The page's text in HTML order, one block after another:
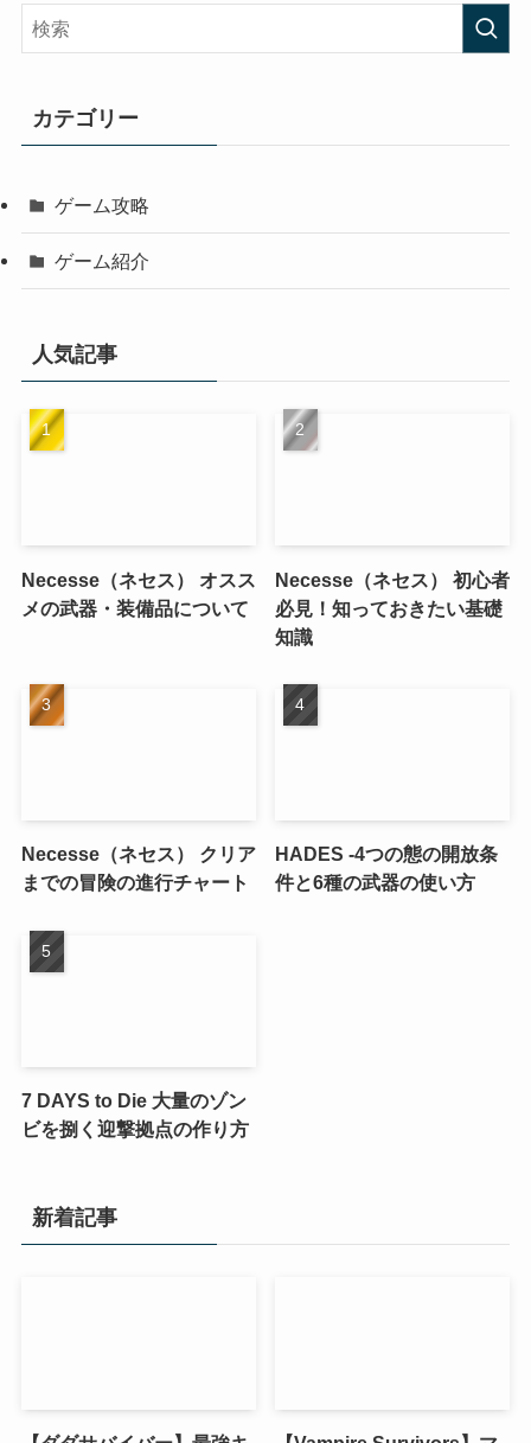
カテゴリー
ゲーム攻略
ゲーム紹介
人気記事
Necesse（ネセス） オスス
メの武器・装備品について
Necesse（ネセス） 初心者
必見！知っておきたい基礎
知識
Necesse（ネセス） クリア
までの冒険の進行チャート
HADES -4つの態の開放条
件と6種の武器の使い方
7 DAYS to Die 大量のゾン
ビを捌く迎撃拠点の作り方
新着記事